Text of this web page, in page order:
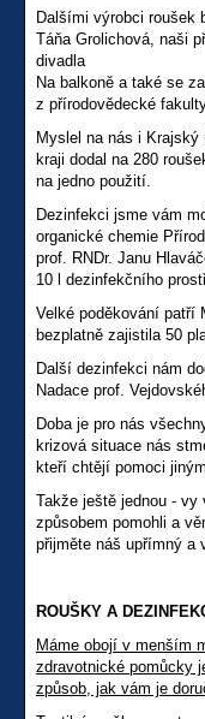
Dalšími výrobci roušek
Táňa Grolichová, naši
divadla
Na balkoně a také se
z přírodovědecké
Myslel na nás i
kraji dodal na 280
na jedno použití.
Dezinfekci jsme vám
organické chemie
prof. RNDr. Janu
10 l dezinfekčního
Velké poděkování patří
bezplatně zajistila 50
Další dezinfekci nám
Nadace prof.
Doba je pro nás
krizová situace nás
kteří chtějí pomoci
Takže ještě jednou -
způsobem pomohli a
přijměte náš upřímný a
ROUŠKY A
Máme obojí v menším
zdravotnické pomůcky
způsob, jak vám je